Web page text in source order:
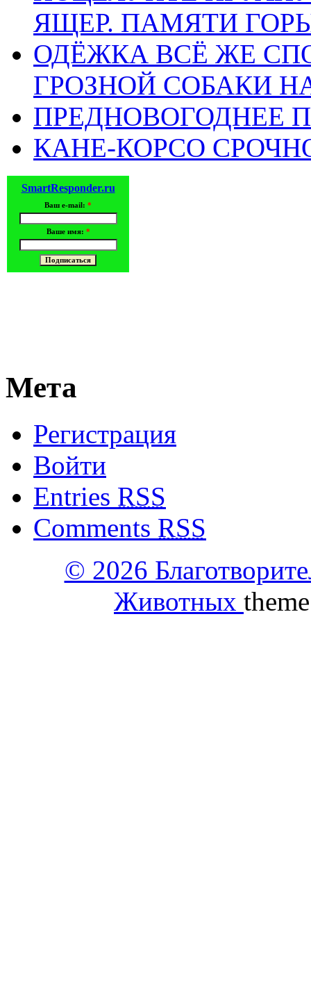
ЯЩЕР. ПАМЯТИ
ОДЁЖКА ВСЁ ЖЕ
ГРОЗНОЙ СОБАКИ
ПРЕДНОВОГОДНЕЕ
КАНЕ-КОРСО
SmartResponder.ru
Ваш e-mail: *
Ваше имя: *
Мета
Регистрация
Войти
Entries RSS
Comments RSS
© 2026
Животных